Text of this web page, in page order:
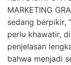
MARKETING
sedang berpikir,
perlu khawatir,
penjelasan
bahwa menjadi